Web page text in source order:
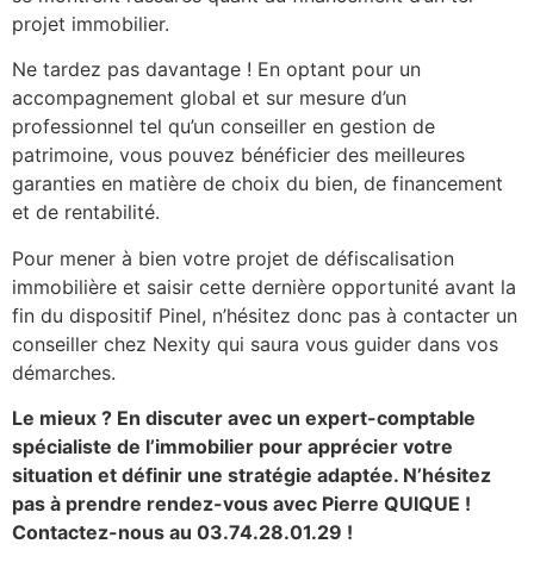
projet immobilier.
Ne tardez pas davantage ! En optant pour un
accompagnement global et sur mesure d’un
professionnel tel qu’un conseiller en gestion de
patrimoine, vous pouvez bénéficier des meilleures
garanties en matière de choix du bien, de financement
et de rentabilité.
Pour mener à bien votre projet de défiscalisation
immobilière et saisir cette dernière opportunité avant la
fin du dispositif Pinel, n’hésitez donc pas à contacter un
conseiller chez Nexity qui saura vous guider dans vos
démarches.
Le mieux ? En discuter avec un expert-comptable
spécialiste de l’immobilier pour apprécier votre
situation et définir une stratégie adaptée. N’hésitez
pas à prendre rendez-vous avec Pierre QUIQUE !
Contactez-nous au 03.74.28.01.29 !